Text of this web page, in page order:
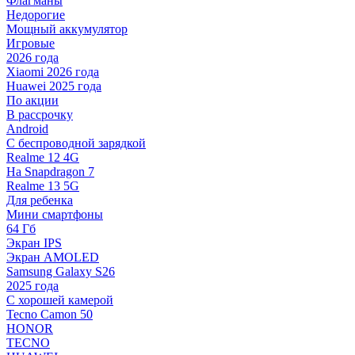
Недорогие
Мощный аккумулятор
Игровые
2026 года
Xiaomi 2026 года
Huawei 2025 года
По акции
В рассрочку
Android
С беспроводной зарядкой
Realme 12 4G
На Snapdragon 7
Realme 13 5G
Для ребенка
Мини смартфоны
64 Гб
Экран IPS
Экран AMOLED
Samsung Galaxy S26
2025 года
С хорошей камерой
Tecno Camon 50
HONOR
TECNO